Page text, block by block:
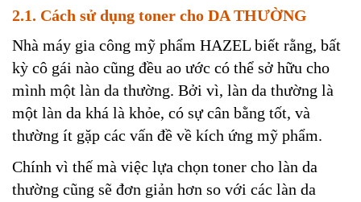
2.1. Cách sử dụng toner cho DA THƯỜNG
Nhà máy gia công mỹ phẩm HAZEL biết rằng, bất
kỳ cô gái nào cũng đều ao ước có thể sở hữu cho
mình một làn da thường. Bởi vì, làn da thường là
một làn da khá là khỏe, có sự cân bằng tốt, và
thường ít gặp các vấn đề về kích ứng mỹ phẩm.
Chính vì thế mà việc lựa chọn toner cho làn da
thường cũng sẽ đơn giản hơn so với các làn da